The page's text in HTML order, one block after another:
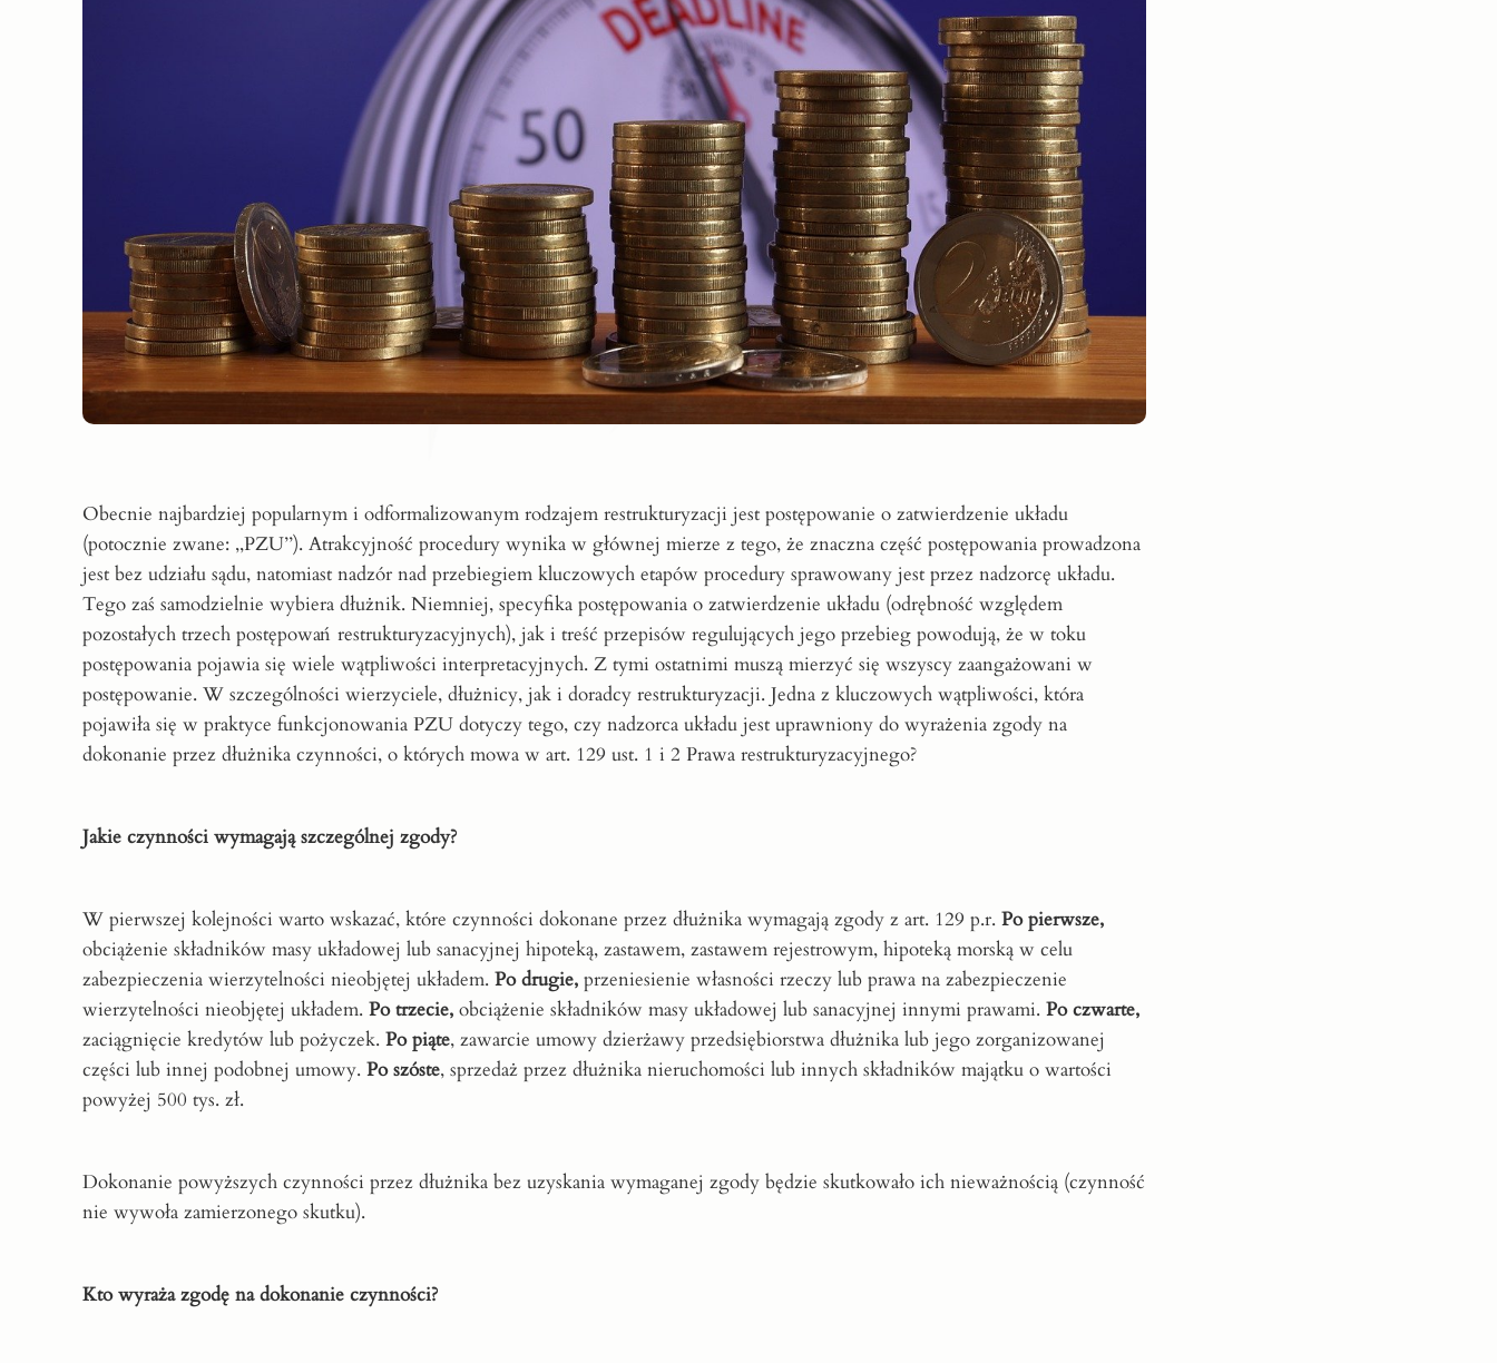
Obecnie najbardziej popularnym i odformalizowanym rodzajem restrukturyzacji jest postępowanie o zatwierdzenie układu
(potocznie zwane: ,,PZU’’). Atrakcyjność procedury wynika w głównej mierze z tego, że znaczna część postępowania prowadzona
jest bez udziału sądu, natomiast nadzór nad przebiegiem kluczowych etapów procedury sprawowany jest przez nadzorcę układu.
Tego zaś samodzielnie wybiera dłużnik. Niemniej, specyfika postępowania o zatwierdzenie układu (odrębność względem
pozostałych trzech postępowań restrukturyzacyjnych), jak i treść przepisów regulujących jego przebieg powodują, że w toku
postępowania pojawia się wiele wątpliwości interpretacyjnych. Z tymi ostatnimi muszą mierzyć się wszyscy zaangażowani w
postępowanie. W szczególności wierzyciele, dłużnicy, jak i doradcy restrukturyzacji. Jedna z kluczowych wątpliwości, która
pojawiła się w praktyce funkcjonowania PZU dotyczy tego, czy nadzorca układu jest uprawniony do wyrażenia zgody na
dokonanie przez dłużnika czynności, o których mowa w art. 129 ust. 1 i 2 Prawa restrukturyzacyjnego?
Jakie czynności wymagają szczególnej zgody?
W pierwszej kolejności warto wskazać, które czynności dokonane przez dłużnika wymagają zgody z art. 129 p.r. Po pierwsze,
obciążenie składników masy układowej lub sanacyjnej hipoteką, zastawem, zastawem rejestrowym, hipoteką morską w celu
zabezpieczenia wierzytelności nieobjętej układem. Po drugie,przeniesienie własności rzeczy lub prawa na zabezpieczenie
wierzytelności nieobjętej układem. Po trzecie,obciążenie składników masy układowej lub sanacyjnej innymi prawami. Po czwarte,
zaciągnięcie kredytów lub pożyczek. Po piąte, zawarcie umowy dzierżawy przedsiębiorstwa dłużnika lub jego zorganizowanej
części lub innej podobnej umowy. Po szóste, sprzedaż przez dłużnika nieruchomości lub innych składników majątku o wartości
powyżej 500 tys. zł.
Dokonanie powyższych czynności przez dłużnika bez uzyskania wymaganej zgody będzie skutkowało ich nieważnością (czynność
nie wywoła zamierzonego skutku).
Kto wyraża zgodę na dokonanie czynności?